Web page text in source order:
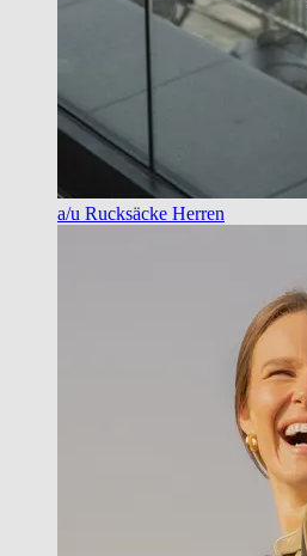
a/u Rucksäcke Herren